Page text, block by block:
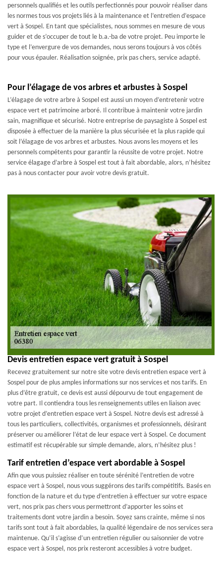
personnels qualifiés et les outils perfectionnés pour pouvoir réaliser dans
les normes tous vos projets liés à la maintenance et l’entretien d’espace
vert à Sospel. En tant que spécialistes, nous sommes en mesure de vous
guider et de s’occuper de tout le b.a.-ba de votre projet. Peu importe le
type et l’envergure de vos demandes, nous serons toujours à vos côtés
pour vous épauler. Réalisation soignée, prix pas chers, service adapté.
Pour l’élagage de vos arbres et arbustes à Sospel
L’élagage de votre arbre à Sospel est aussi un moyen d’entretenir votre
espace vert et patrimoine arboré. Il contribue à maintenir votre jardin
sain, magnifique et sécurisé. Notre entreprise de paysagiste à Sospel est
disposée à effectuer de la manière la plus sécurisée et la plus rapide qui
soit l’élagage de vos arbres et arbustes. Nous avons les moyens et les
personnels compétents pour garantir la réussite de votre projet. Notre
service élagage d’arbre à Sospel est tout à fait abordable, alors, n’hésitez
pas à nous contacter pour avoir votre devis gratuit.
Devis entretien espace vert gratuit à Sospel
Recevez gratuitement sur notre site votre devis entretien espace vert à
Sospel pour de plus amples informations sur nos services et nos tarifs. En
plus d’être gratuit, ce devis est aussi dépourvu de tout engagement de
votre part. Il contiendra tous les renseignements utiles en liaison avec
votre projet d’entretien espace vert à Sospel. Notre devis est adressé à
tous les particuliers, collectivités, organismes et professionnels, désirant
préserver ou améliorer l’état de leur espace vert à Sospel. Ce document
estimatif est récupérable sur simple demande, alors, n’hésitez plus !
Tarif entretien d’espace vert abordable à Sospel
Afin que vous puissiez réaliser en toute sérénité l’entretien de votre
espace vert à Sospel, nous vous suggérons des tarifs compétitifs. Basés en
fonction de la nature et du type d’entretien à effectuer sur votre espace
vert, nos prix pas chers vous permettront d’apporter les soins et
traitements dont votre jardin a besoin. Soyez sans crainte, même si nos
tarifs sont tout à fait abordables, la qualité légendaire de nos services sera
maintenue. Qu’il s’agisse d’un entretien régulier ou saisonnier de votre
espace vert à Sospel, nos prix resteront accessibles à votre budget.